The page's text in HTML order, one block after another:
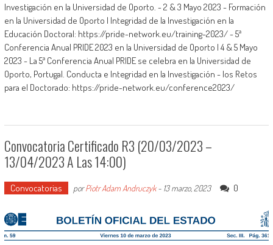
Investigación en la Universidad de Oporto. - 2 & 3 Mayo 2023 - Formación
en la Universidad de Oporto | Integridad de la Investigación en la
Educación Doctoral: https://pride-network.eu/training-2023/ - 5ª
Conferencia Anual PRIDE 2023 en la Universidad de Oporto | 4 & 5 Mayo
2023 - La 5ª Conferencia Anual PRIDE se celebra en la Universidad de
Oporto, Portugal. Conducta e Integridad en la Investigación - los Retos
para el Doctorado: https://pride-network.eu/conference2023/
Convocatoria Certificado R3 (20/03/2023 –
13/04/2023 A Las 14:00)
Convocatorias porPiotr Adam Andruczyk- 13 marzo, 2023 0